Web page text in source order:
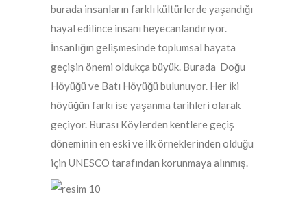
burada insanların farklı kültürlerde yaşandığı
hayal edilince insanı heyecanlandırıyor.
İnsanlığın gelişmesinde toplumsal hayata
geçişin önemi oldukça büyük. Burada Doğu
Höyüğü ve Batı Höyüğü bulunuyor. Her iki
höyüğün farkı ise yaşanma tarihleri olarak
geçiyor. Burası Köylerden kentlere geçiş
döneminin en eski ve ilk örneklerinden olduğu
için UNESCO tarafından korunmaya alınmış.